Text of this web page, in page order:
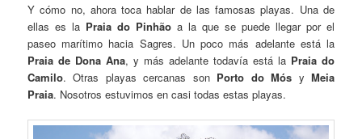
Y cómo no, ahora toca hablar de las famosas playas. Una de
ellas es la Praia do Pinhãoa la que se puede llegar por el
paseo marítimo hacia Sagres. Un poco más adelante está la
Praia de Dona Ana, y más adelante todavía está la Praia do
Camilo. Otras playas cercanas son Porto do Mós y Meia
Praia. Nosotros estuvimos en casi todas estas playas.